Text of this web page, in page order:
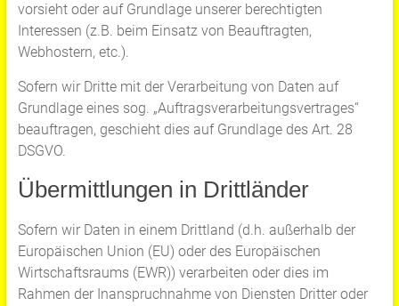
vorsieht oder auf Grundlage unserer berechtigten
Interessen (z.B. beim Einsatz von Beauftragten,
Webhostern, etc.).
Sofern wir Dritte mit der Verarbeitung von Daten auf
Grundlage eines sog. „Auftragsverarbeitungsvertrages“
beauftragen, geschieht dies auf Grundlage des Art. 28
DSGVO.
Übermittlungen in Drittländer
Sofern wir Daten in einem Drittland (d.h. außerhalb der
Europäischen Union (EU) oder des Europäischen
Wirtschaftsraums (EWR)) verarbeiten oder dies im
Rahmen der Inanspruchnahme von Diensten Dritter oder